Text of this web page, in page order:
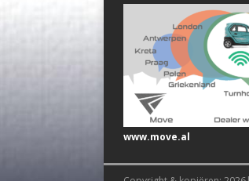
www.move.al